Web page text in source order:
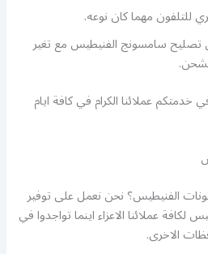
للتلفون مهما كان نوعه.
تصليح سامسونج الفنيطيس مع تغير
عملائنا الكرام في كافة ايام
الفنيطيس؟ نحن نعمل على توفير
عملائنا الاعزاء اينما تواجدوا في
الاخرى.